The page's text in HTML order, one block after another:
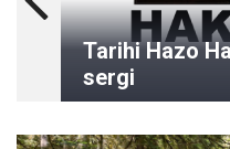
Tarihi Hazo
sergi